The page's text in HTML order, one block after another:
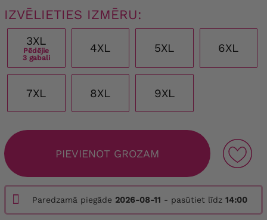
IZVĒLIETIES IZMĒRU:
3XL
Pēdējie
3 gabali
4XL 5XL 6XL
7XL 8XL 9XL
PIEVIENOT GROZAM
Paredzamā piegāde 2026-08-11 - pasūtiet līdz 14:00